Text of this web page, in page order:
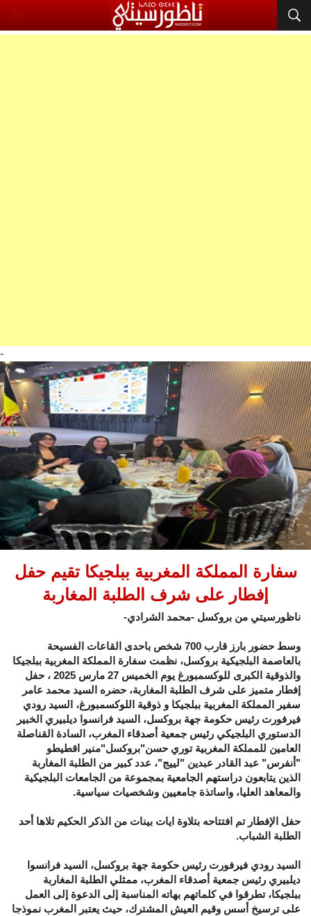
-
سفارة المملكة المغربية ببلجيكا تقيم حفل
إفطار على شرف الطلبة المغاربة
ناظورسيتي من بروكسل -محمد الشرادي-
وسط حضور بارز قارب 700 شخص باحدى القاعات الفسيحة
بالعاصمة البلجيكية بروكسل، نظمت سفارة المملكة المغربية ببلجيكا
والذوقية الكبرى للوكسمبورغ يوم الخميس 27 مارس 2025 ، حفل
إفطار متميز على شرف الطلبة المغاربة، حضره السيد محمد عامر
سفير المملكة المغربية ببلجيكا و ذوقية اللوكسمبورغ، السيد رودي
فيرفورت رئيس حكومة جهة بروكسل، السيد فرانسوا ديلبيري الخبير
الدستوري البلجيكي رئيس جمعية أصدقاء المغرب، السادة القناصلة
العامين للمملكة المغربية توري حسن"بروكسل"منير اقطيطو
"أنفرس" عبد القادر عبدين "لييج"، عدد كبير من الطلبة المغاربة
الذين يتابعون دراستهم الجامعية بمجموعة من الجامعات البلجيكية
والمعاهد العليا، واساتذة جامعيين وشخصيات سياسية.
حفل الإفطار تم افتتاحه بتلاوة ايات بينات من الذكر الحكيم تلاها أحد
الطلبة الشباب.
السيد رودي فيرفورت رئيس حكومة جهة بروكسل، السيد فرانسوا
ديلبيري رئيس جمعية أصدقاء المغرب، ممثلي الطلبة المغاربة
ببلجيكا، تطرقوا في كلماتهم بهاته المناسبة إلى الدعوة إلى العمل
على ترسيخ أسس وقيم العيش المشترك، حيث يعتبر المغرب نموذجا